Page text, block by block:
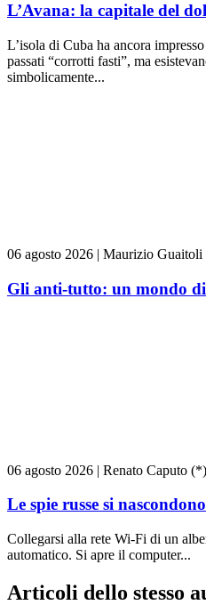
L’Avana: la capitale del
L’isola di Cuba ha ancora
passati “corrotti fasti”, ma
simbolicamente...
06 agosto 2026 | Maurizio Guaitoli
Gli anti-tutto: un mondo
06 agosto 2026 | Renato Caputo (*)
Le spie russe si
Collegarsi alla rete Wi-Fi di un
automatico. Si apre il computer...
Articoli dello stesso